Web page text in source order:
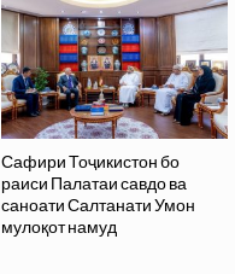
Сафири Тоҷикистон бо
раиси Палатаи савдо ва
саноати Салтанати Умон
мулоқот намуд